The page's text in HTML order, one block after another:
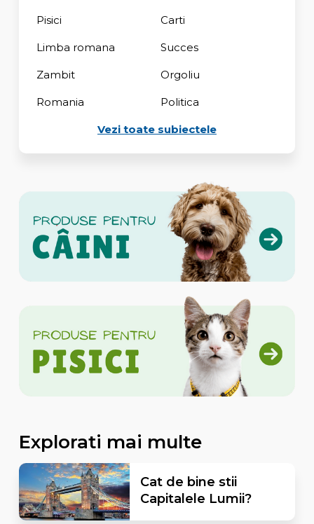
Pisici Carti
Limba romana Succes
Zambit Orgoliu
Romania Politica
Vezi toate subiectele
Explorati mai multe
Cat de bine stii
Capitalele Lumii?